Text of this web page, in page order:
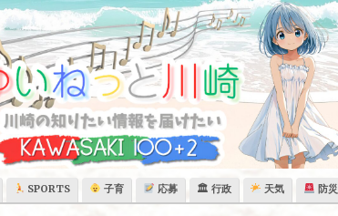
SPORTS 子育 応募 🏛 行政 天気 防災